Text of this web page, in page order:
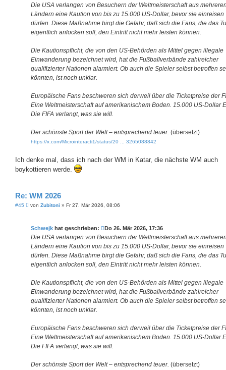
Die USA verlangen von Besuchern der Weltmeisterschaft aus
Ländern eine Kaution von bis zu 15.000 US-Dollar, bevor sie einreisen
dürfen. Diese Maßnahme birgt die Gefahr, daß sich die Fans, die das
eigentlich anlocken soll, den Eintritt nicht mehr leisten können.
Die Kautionspflicht, die von den US-Behörden als Mittel gegen illegale
Einwanderung bezeichnet wird, hat die Fußballverbände zahlreicher
qualifizierter Nationen alarmiert. Ob auch die Spieler selbst betroffen
könnten, ist noch unklar.
Europäische Fans beschweren sich derweil über die Ticketpreise der
Eine Weltmeisterschaft auf amerikanischem Boden. 15.000 US-Dollar
Die FIFA verlangt, was sie will.
Der schönste Sport der Welt – entsprechend teuer. (übersetzt)
https://x.com/Microinteracti1/status/20 ... 3265088842
Ich denke mal, dass ich nach der WM in Katar, die nächste WM auch
boykottieren werde.
Re: WM 2026
#45
B
g
von Zubitoni » Fr 27. Mär 2026, 08:06
Schwejk hat geschrieben: Do 26. Mär 2026, 17:36
Die USA verlangen von Besuchern der Weltmeisterschaft aus
Ländern eine Kaution von bis zu 15.000 US-Dollar, bevor sie einreisen
dürfen. Diese Maßnahme birgt die Gefahr, daß sich die Fans, die das
eigentlich anlocken soll, den Eintritt nicht mehr leisten können.
Die Kautionspflicht, die von den US-Behörden als Mittel gegen illegale
Einwanderung bezeichnet wird, hat die Fußballverbände zahlreicher
qualifizierter Nationen alarmiert. Ob auch die Spieler selbst betroffen
könnten, ist noch unklar.
Europäische Fans beschweren sich derweil über die Ticketpreise der
Eine Weltmeisterschaft auf amerikanischem Boden. 15.000 US-Dollar
Die FIFA verlangt, was sie will.
Der schönste Sport der Welt – entsprechend teuer. (übersetzt)